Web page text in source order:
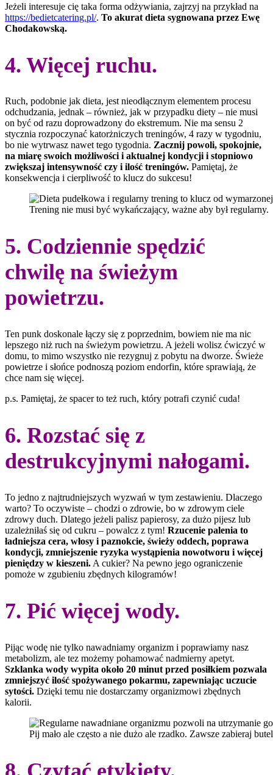
Jeżeli interesuje cię taka forma odżywiania, zajrzyj na przykład na
https://bedietcatering.pl/. To akurat dieta sygnowana przez Ewę
Chodakowską.
4. Więcej ruchu.
Ruch, podobnie jak dieta, jest nieodłącznym elementem procesu
odchudzania, jednak – również, jak w przypadku diety – nie musi
on być od razu doprowadzony do ekstremum. Nie ma sensu 2
stycznia rozpoczynać katorżniczych treningów, 4 razy w tygodniu,
bo nie wytrwasz nawet tego tygodnia. Zacznij powoli, spokojnie,
na miarę swoich możliwości i aktualnej kondycji i stopniowo
zwiększaj intensywność czy i ilość treningów. Pamiętaj, że
konsekwencja i cierpliwość to klucz do sukcesu!
Trening nie musi być wykańczający, ważne aby był regularny.
5. Codziennie spędzić
chwilę na świeżym
powietrzu.
Ten punk doskonale łączy się z poprzednim, bowiem nie ma nic
lepszego niż ruch na świeżym powietrzu. A jeżeli wolisz ćwiczyć w
domu, to mimo wszystko nie rezygnuj z pobytu na dworze. Świeże
powietrze i słońce podnoszą poziom endorfin, które sprawiają, że
chce nam się więcej.
p.s. Pamiętaj, że spacer to też ruch, który potrafi czynić cuda!
6. Rozstać się z
destrukcyjnymi nałogami.
To jedno z najtrudniejszych wyzwań w tym zestawieniu. Dlaczego
warto? To oczywiste – chodzi o zdrowie, bo w zdrowym ciele
zdrowy duch. Dlatego jeżeli palisz papierosy, za dużo pijesz lub
uzależniłaś się od cukru – powalcz z tym! Rzucenie palenia to
ładniejsza cera, włosy i paznokcie, świeży oddech, poprawa
kondycji, zmniejszenie ryzyka wystąpienia nowotworu i więcej
pieniędzy w kieszeni. A cukier? Na pewno jego ograniczenie
pomoże w zgubieniu zbędnych kilogramów!
7. Pić więcej wody.
Pijąc wodę nie tylko nawadniamy organizm i poprawiamy nasz
metabolizm, ale tez możemy pohamować nadmierny apetyt.
Szklanka wody wypita około 20 minut przed posiłkiem pozwala
zmniejszyć ilość spożywanego pokarmu, zapewniając uczucie
sytości. Dzięki temu nie dostarczamy organizmowi zbędnych
kalorii.
Pij mało ale często a nie dużo ale rzadko. Zawsze zabieraj